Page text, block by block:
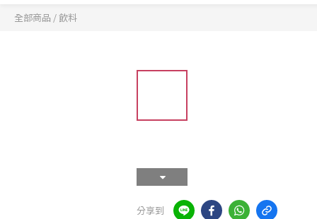
全部商品 /飲料
分享到